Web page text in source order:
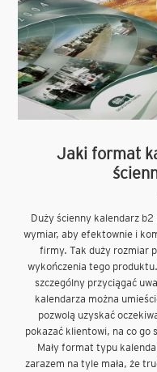
Jaki format
Duży ścienny kalendarz
wymiar, aby efektownie i
firmy. Tak duży rozmiar
wykończenia tego
szczególny przyciągać
kalendarza można
pozwolą uzyskać
pokazać klientowi, na co go
Mały format typu
zarazem na tyle mała, że